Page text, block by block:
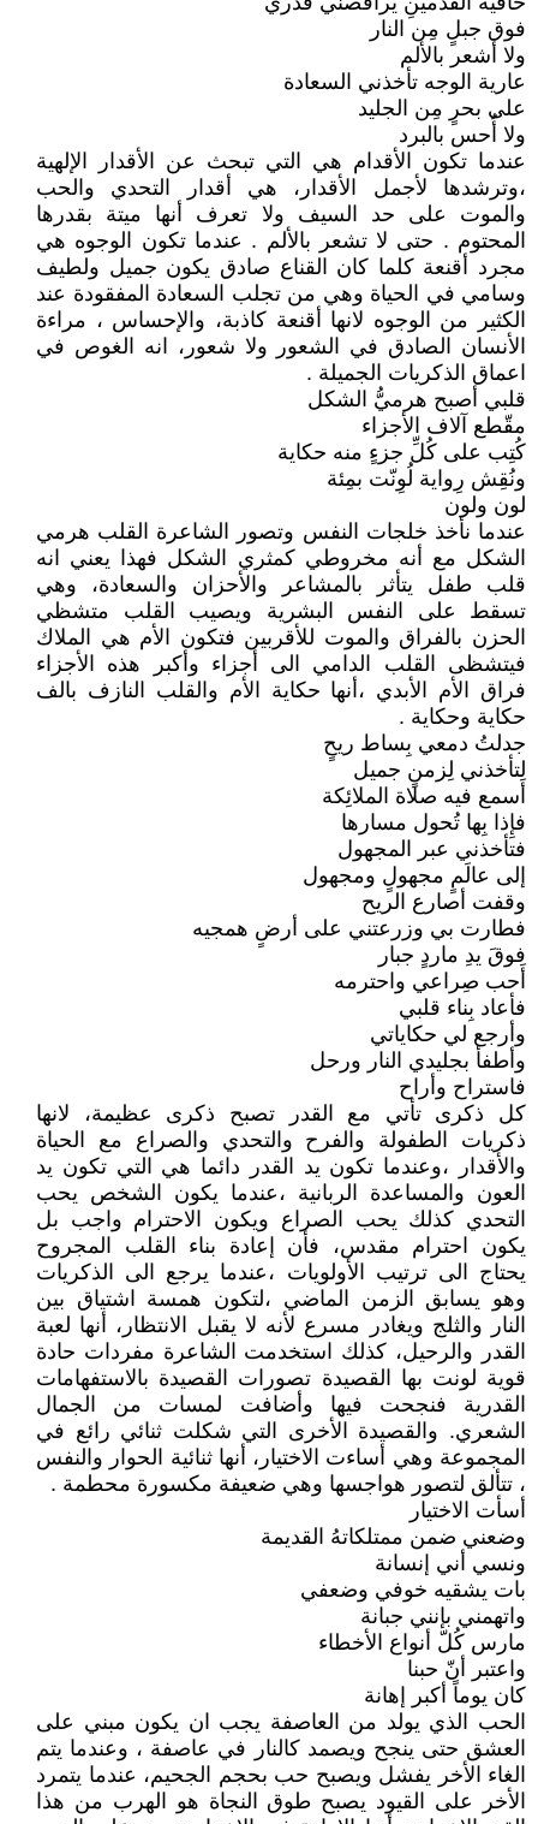
فوق جبلٍ مِن النار
ولا أشعر بالألم
عارية الوجه تأخذني السعادة
على بحرٍ مِن الجليد
ولا أُحس بالبرد
عندما تكون الأقدام هي التي تبحث عن الأقدار الإلهية
،وترشدها لأجمل الأقدار، هي أقدار التحدي والحب
والموت على حد السيف ولا تعرف أنها ميتة بقدرها
المحتوم . حتى لا تشعر بالألم . عندما تكون الوجوه هي
مجرد أقنعة كلما كان القناع صادق يكون جميل ولطيف
وسامي في الحياة وهي من تجلب السعادة المفقودة عند
الكثير من الوجوه لانها أقنعة كاذبة، والإحساس ، مراءة
الأنسان الصادق في الشعور ولا شعور، انه الغوص في
اعماق الذكريات الجميلة .
قلبي أصبح هرميُّ الشكل
مقّطع آلاف الأجزاء
كُتِب على كُلِّ جزءٍ منه حكاية
ونُقِش رِواية لُوِنّت بمِئة
لون ولون
عندما نأخذ خلجات النفس وتصور الشاعرة القلب هرمي
الشكل مع أنه مخروطي كمثري الشكل فهذا يعني انه
قلب طفل يتأثر بالمشاعر والأحزان والسعادة، وهي
تسقط على النفس البشرية ويصيب القلب متشظي
الحزن بالفراق والموت للأقربين فتكون الأم هي الملاك
فيتشظى القلب الدامي الى أجزاء وأكبر هذه الأجزاء
فراق الأم الأبدي ،أنها حكاية الأم والقلب النازف بالف
حكاية وحكاية .
جدلتُ دمعي بِساط ريحٍ
لِتأخذني لِزمنٍ جميل
أسمع فيه صلاة الملائِكة
فإِذا بِها تُحول مسارها
فتأخذني عبر المجهول
إلى عالَمٍ مجهولٍ ومجهول
وقفت أصارع الريح
فطارت بي وزرعتني على أرضٍ همجيه
فوقَ يدِ ماردٍ جبار
أَحب صِراعي واحترمه
فأعاد بِناء قلبي
وأرجع لي حكاياتي
وأطفأ بجليدي النار ورحل
فاستراح وأراح
كل ذكرى تأتي مع القدر تصبح ذكرى عظيمة، لانها
ذكريات الطفولة والفرح والتحدي والصراع مع الحياة
والأقدار ،وعندما تكون يد القدر دائما هي التي تكون يد
العون والمساعدة الربانية ،عندما يكون الشخص يحب
التحدي كذلك يحب الصراع ويكون الاحترام واجب بل
يكون احترام مقدس، فأن إعادة بناء القلب المجروح
يحتاج الى ترتيب الأولويات ،عندما يرجع الى الذكريات
وهو يسابق الزمن الماضي ،لتكون همسة اشتياق بين
النار والثلج ويغادر مسرع لأنه لا يقبل الانتظار، أنها لعبة
القدر والرحيل، كذلك استخدمت الشاعرة مفردات حادة
قوية لونت بها القصيدة تصورات القصيدة بالاستفهامات
القدرية فنجحت فيها وأضافت لمسات من الجمال
الشعري. والقصيدة الأخرى التي شكلت ثنائي رائع في
المجموعة وهي أساءت الاختيار، أنها ثنائية الحوار والنفس
، تتألق لتصور هواجسها وهي ضعيفة مكسورة محطمة .
أسأت الاختيار
وضعني ضمن ممتلكاتهُ القديمة
ونسي أني إنسانة
بات يشقيه خوفي وضعفي
واتهمني بإنني جبانة
مارس كُلّ أنواع الأخطاء
واعتبر أنّ حبنا
كان يوماً أكبر إهانة
الحب الذي يولد من العاصفة يجب ان يكون مبني على
العشق حتى ينجح ويصمد كالنار في عاصفة ، وعندما يتم
الغاء الأخر يفشل ويصبح حب بحجم الجحيم، عندما يتمرد
الأخر على القيود يصبح طوق النجاة هو الهرب من هذا